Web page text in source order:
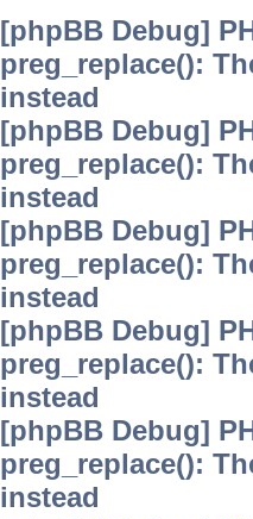
[phpBB Debug]
preg_replace():
instead
[phpBB Debug]
preg_replace():
instead
[phpBB Debug]
preg_replace():
instead
[phpBB Debug]
preg_replace():
instead
[phpBB Debug]
preg_replace():
instead